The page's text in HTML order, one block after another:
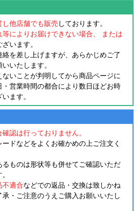
他店舗でも販売 しております。
によりお届けできない場合、 または
います。
を差し上げますが、あらかじめご了
いたします。
いことが判明してから商品ページに
営業時間の都合により数日ほどお時
ます。
認は行っておりません。
ドなどをよくお確かめの上ご注文く
るものは形状等も併せてご確認いただ
不適合などでの返品・交換は致しかね
・ご注意のうえご購入お願いいたし